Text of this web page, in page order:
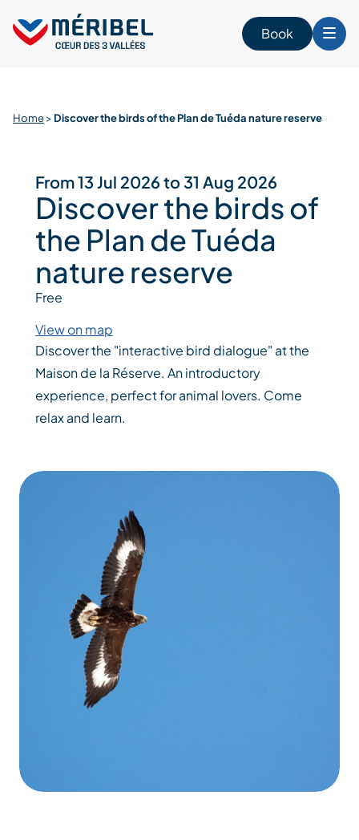
content
Book
Home> Discover the birds of the Plan de Tuéda nature reserve
From 13 Jul 2026 to 31 Aug 2026
Discover the birds of
the Plan de Tuéda
nature reserve
Free
View on map
Discover the "interactive bird dialogue" at the
Maison de la Réserve. An introductory
experience, perfect for animal lovers. Come
relax and learn.